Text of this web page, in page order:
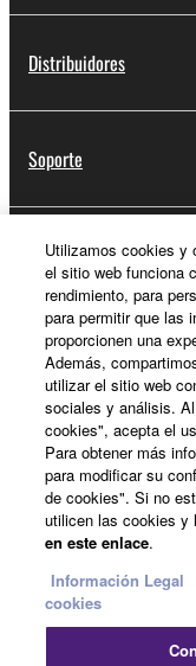
Distribuidores
Soporte
Registro de Yamaha
Acerca de Yamaha
España - Spanish
Empresa
Utilizamos cookies y
el sitio web funciona
rendimiento, para
para permitir que las
proporcionen una
Además,
utilizar el sitio web
sociales y análisis.
cookies", acepta el
Para obtener más
para modificar su
de cookies". Si no
utilicen las cookies y
en este enlace.
Información Legal
cookies